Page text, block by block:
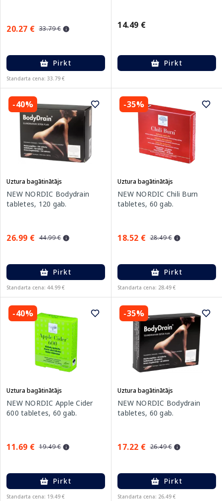
20.27 € 33.79 €
Pirkt
Standarta cena: 33.79 €
14.49 €
Pirkt
-40%
Uztura bagātinātājs
NEW NORDIC Bodydrain
tabletes, 120 gab.
26.99 € 44.99 €
Pirkt
Standarta cena: 44.99 €
-35%
Uztura bagātinātājs
NEW NORDIC Chili Burn
tabletes, 60 gab.
18.52 € 28.49 €
Pirkt
Standarta cena: 28.49 €
-40%
Uztura bagātinātājs
NEW NORDIC Apple Cider
600 tabletes, 60 gab.
11.69 € 19.49 €
Pirkt
Standarta cena: 19.49 €
-35%
Uztura bagātinātājs
NEW NORDIC Bodydrain
tabletes, 60 gab.
17.22 € 26.49 €
Pirkt
Standarta cena: 26.49 €